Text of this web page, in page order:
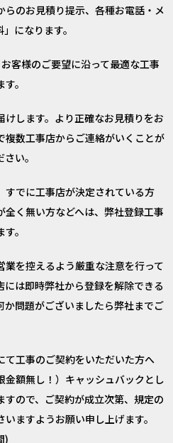
らのお見積り提示、各種お電話・メ
になります。
客様のご要望に沿って最適な工事
。
けします。より正確なお見積りをお
複数工事店からご連絡がいくことが
い。
すでに工事店が決定されている方
全く無い方などへは、弊社登録工事
。
を控えるよう厳重な注意を行って
は即時弊社から登録を解除できる
か問題がございましたら弊社までご
て工事のご契約をいただいた方へ
金額無し！）キャッシュバックとし
すので、ご契約が成立次第、規定の
ますようお願い申し上げます。
)